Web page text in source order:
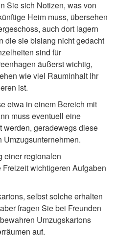
Sie sich Notizen, was von
Heim muss, übersehen
auch dort lagern
die sie bislang nicht gedacht
sind für
äußerst wichtig,
wie viel Rauminhalt Ihr
ist.
etwa in einem Bereich mit
muss eventuell eine
werden, geradewegs diese
einer regionalen
wichtigeren Aufgaben
selbst solche erhalten
fragen Sie bei Freunden
Umzugskartons
auf.